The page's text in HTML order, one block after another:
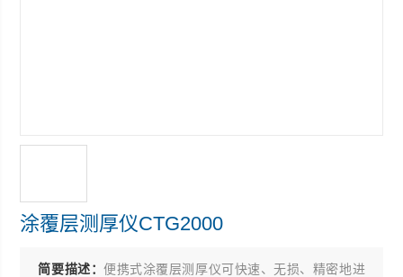
涂覆层测厚仪CTG2000
简要描述：便携式涂覆层测厚仪可快速、无损、精密地进